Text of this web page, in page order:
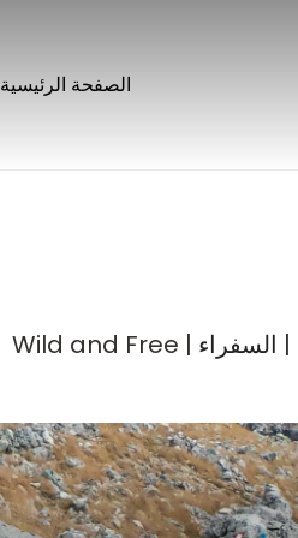
الصفحة الرئيسية
| السفراء | Wild and Free